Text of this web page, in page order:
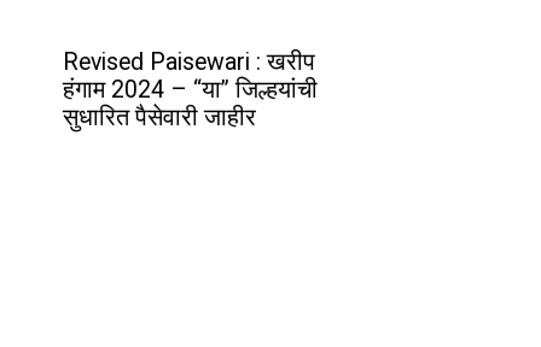
Revised Paisewari : खरीप
हंगाम 2024 – “या” जिल्हयांची
सुधारित पैसेवारी जाहीर